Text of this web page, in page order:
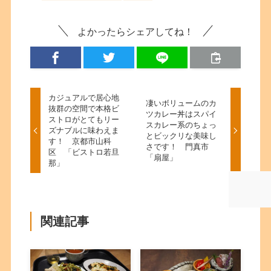
よかったらシェアしてね！
カジュアルで居心地
抜群の空間で本格ビ
ストロがとてもリー
ズナブルに味わえま
す！ 京都市山科
区 「ビストロ若旦
那」
凄いボリュームのカ
ツカレー丼はスパイ
スカレー系のちょっ
とビックリな美味し
さです！ 門真市
「扇屋」
関連記事